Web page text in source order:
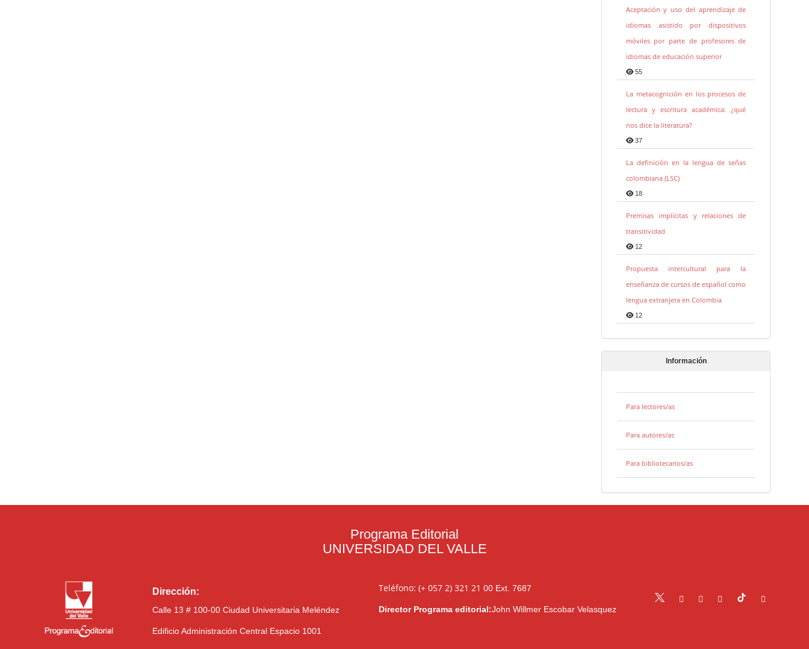
Aceptación y uso del aprendizaje de
idiomas asistido por dispositivos
móviles por parte de profesores de
idiomas de educación superior
55
La metacognición en los procesos de
lectura y escritura académica: ¿qué
nos dice la literatura?
37
La definición en la lengua de señas
colombiana (LSC)
18
Premisas implícitas y relaciones de
transitividad
12
Propuesta intercultural para la
enseñanza de cursos de español como
lengua extranjera en Colombia
12
Información
Para lectores/as
Para autores/as
Para bibliotecarios/as
Programa Editorial
UNIVERSIDAD DEL VALLE
Dirección:
Calle 13 # 100-00 Ciudad Universitaria Meléndez
Edificio Administración Central Espacio 1001
Teléfono: (+ 057 2) 321 21 00Ext. 7687
Director Programa editorial:John Willmer Escobar Velasquez